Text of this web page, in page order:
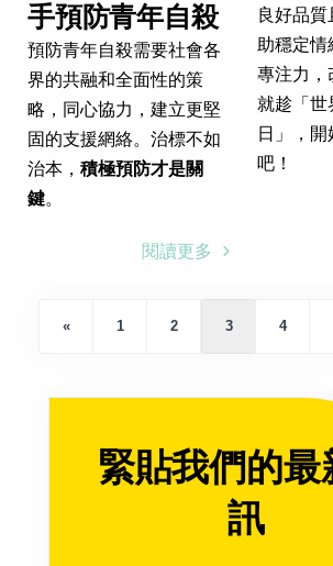
手預防青年自殺
預防青年自殺需要社會各
界的共融和全面性的策
略，同心協力，建立更堅
固的支援網絡。治標不如
治本， 積極預防才是關
鍵。
閱讀更多
良好品
助穩定情
專注力，
就趁「世
日」，
吧！
« 1 2 3 4
緊貼我們的最
訊